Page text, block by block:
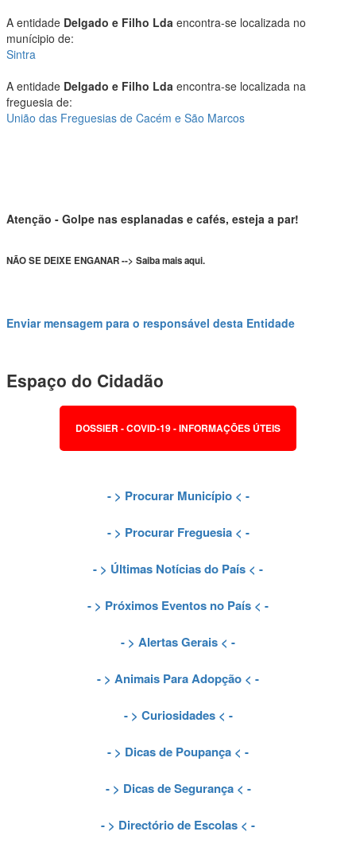
A entidade Delgado e Filho Lda encontra-se localizada no
munícipio de:
Sintra
A entidade Delgado e Filho Lda encontra-se localizada na
freguesia de:
União das Freguesias de Cacém e São Marcos
Atenção - Golpe nas esplanadas e cafés, esteja a par!
NÃO SE DEIXE ENGANAR --> Saiba mais aqui.
Enviar mensagem para o responsável desta Entidade
Espaço do Cidadão
DOSSIER - COVID-19 - INFORMAÇÕES ÚTEIS
- > Procurar Município< -
- > Procurar Freguesia< -
- > Últimas Notícias do País < -
- > Próximos Eventos no País < -
- > Alertas Gerais < -
- > Animais Para Adopção < -
- > Curiosidades< -
- > Dicas de Poupança < -
- > Dicas de Segurança< -
- > Directório de Escolas < -